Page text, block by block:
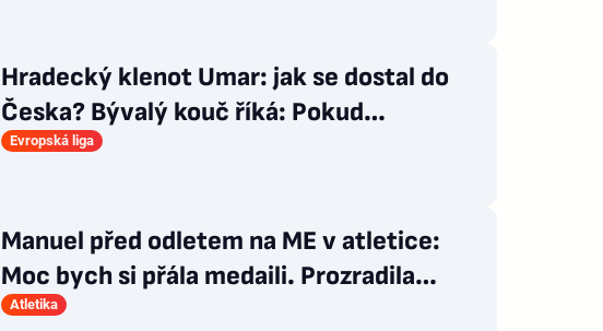
Hradecký klenot Umar: jak se dostal do
Česka? Bývalý kouč říká: Pokud
nezblbne...
Evropská liga
Manuel před odletem na ME v atletice:
Moc bych si přála medaili. Prozradila
strategii
Atletika